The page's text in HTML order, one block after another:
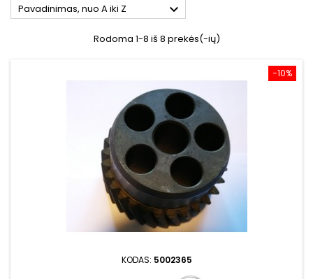
Pavadinimas, nuo A iki Z 
Rodoma 1-8 iš 8 prekės(-ių)
−10%
KODAS: 5002365